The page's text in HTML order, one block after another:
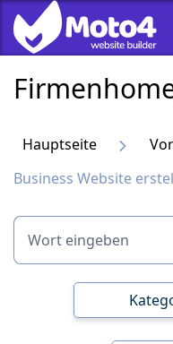
Hauptseite
Business Website